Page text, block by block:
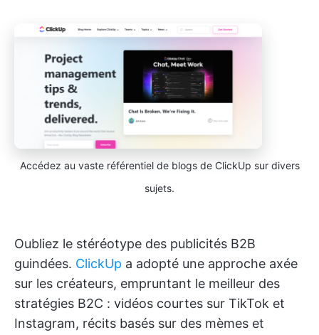
Accédez au vaste référentiel de blogs de ClickUp sur divers
sujets.
Oubliez le stéréotype des publicités B2B
guindées. ClickUp a adopté une approche axée
sur les créateurs, empruntant le meilleur des
stratégies B2C : vidéos courtes sur TikTok et
Instagram, récits basés sur des mèmes et